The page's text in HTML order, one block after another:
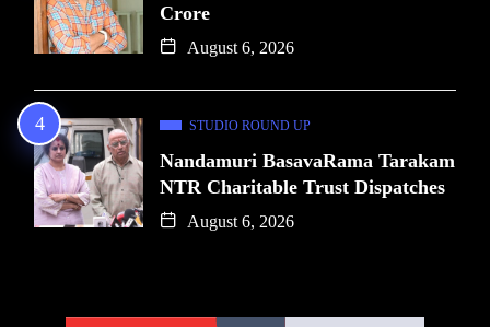
Crore
August 6, 2026
STUDIO ROUND UP
Nandamuri BasavaRama Tarakam
NTR Charitable Trust Dispatches
August 6, 2026